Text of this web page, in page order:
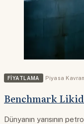
FIYATLAMA Piyasa
Benchmark
Dünyanın yarısının